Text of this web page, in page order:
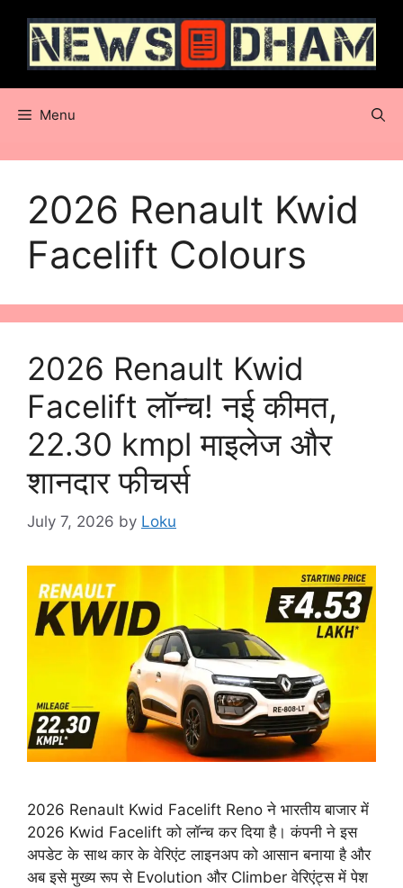
content
Menu
2026 Renault Kwid
Facelift Colours
2026 Renault Kwid
Facelift लॉन्च! नई कीमत,
22.30 kmpl माइलेज और
शानदार फीचर्स
July 7, 2026 by Loku
2026 Renault Kwid Facelift Reno ने भारतीय बाजार में
2026 Kwid Facelift को लॉन्च कर दिया है। कंपनी ने इस
अपडेट के साथ कार के वेरिएंट लाइनअप को आसान बनाया है और
अब इसे मुख्य रूप से Evolution और Climber वेरिएंट्स में पेश